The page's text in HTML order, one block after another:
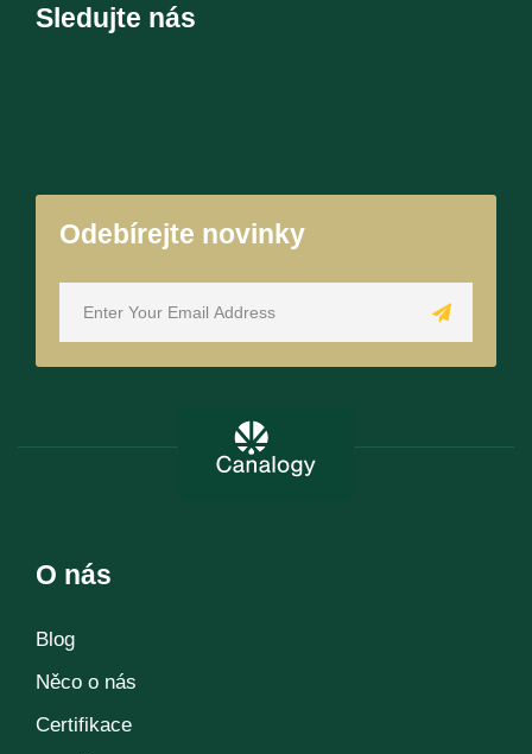
Sledujte nás
Odebírejte novinky
O nás
Blog
Něco o nás
Certifikace